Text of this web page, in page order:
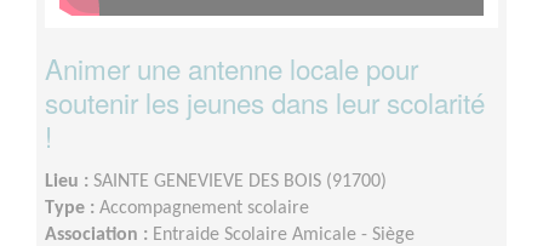
Animer une antenne locale pour
soutenir les jeunes dans leur scolarité
!
Lieu : SAINTE GENEVIEVE DES BOIS (91700)
Type : Accompagnement scolaire
Association : Entraide Scolaire Amicale - Siège